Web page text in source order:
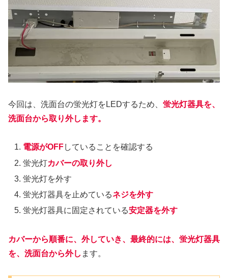
今回は、洗面台の蛍光灯をLEDするため、 蛍光灯器具を、
洗面台から取り外します。
電源がOFFしていることを確認する
蛍光灯カバーの取り外し
蛍光灯を外す
蛍光灯器具を止めているネジを外す
蛍光灯器具に固定されている安定器を外す
カバーから順番に、外していき、最終的には、蛍光灯器具
を、洗面台から外し ます。